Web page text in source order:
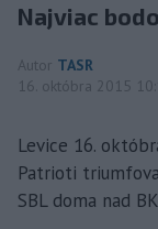
Najviac
Autor TASR
16. októbra 2015
Levice 16.
Patrioti
SBL doma nad